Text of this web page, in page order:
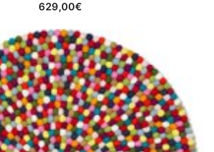
629,00€